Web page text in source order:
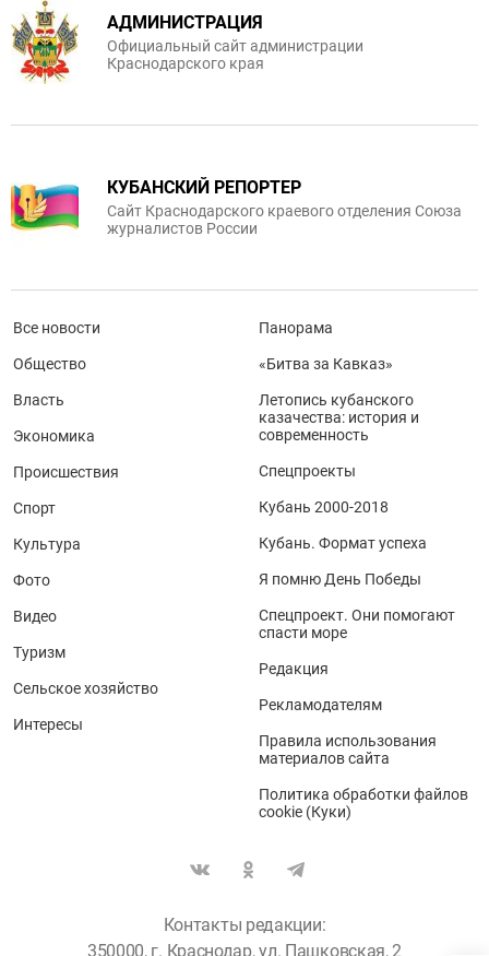
АДМИНИСТРАЦИЯ
Официальный сайт администрации
Краснодарского края
КУБАНСКИЙ РЕПОРТЕР
Сайт Краснодарского краевого отделения Союза
журналистов России
Все новости
Общество
Власть
Экономика
Происшествия
Спорт
Культура
Фото
Видео
Туризм
Сельское хозяйство
Интересы
Панорама
«Битва за Кавказ»
Летопись кубанского
казачества: история и
современность
Спецпроекты
Кубань 2000-2018
Кубань. Формат успеха
Я помню День Победы
Спецпроект. Они помогают
спасти море
Редакция
Рекламодателям
Правила использования
материалов сайта
Политика обработки файлов
cookie (Куки)
Контакты редакции:
350000, г. Краснодар, ул. Пашковская, 2